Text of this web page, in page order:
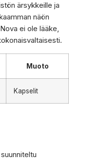
ärsykkeille ja
näön
ei ole lääke,
Muoto
Kapselit